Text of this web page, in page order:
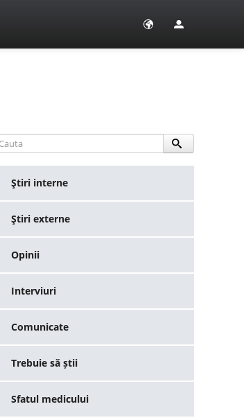
Ştiri interne
Ştiri externe
Opinii
Interviuri
Comunicate
Trebuie să știi
Sfatul medicului